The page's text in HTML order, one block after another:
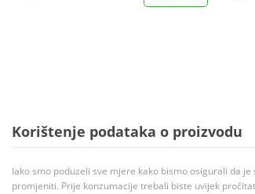
Korištenje podataka o proizvodu
Iako smo poduzeli sve mjere kako bismo osigurali da
promjeniti. Prije konzumacije trebali biste uvijek